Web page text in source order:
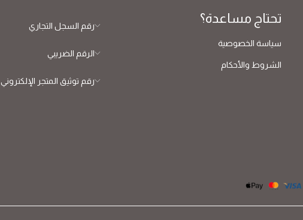
تحتاج مساعدة؟
سياسة الخصوصية
الشروط والأحكام
رقم السجل التجاري
الرقم الضريبي
رقم توثيق المتجر الإلكتروني